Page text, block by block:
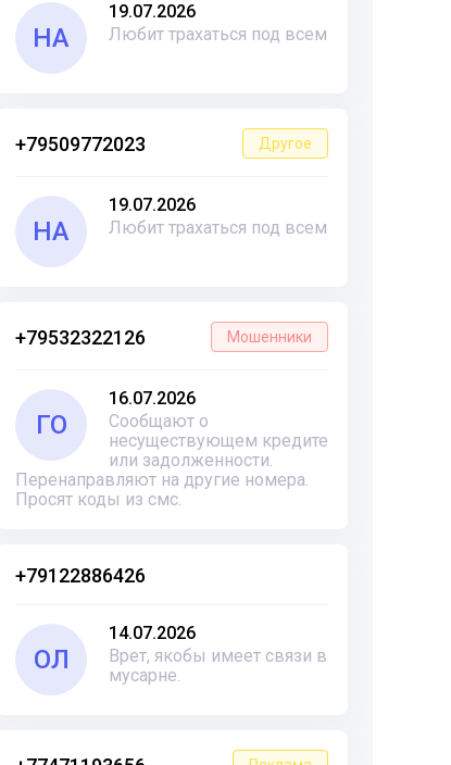
НА
19.07.2026
Любит трахаться под всем
+79509772023 Другое
НА
19.07.2026
Любит трахаться под всем
+79532322126 Мошенники
ГО
16.07.2026
Сообщают о
несуществующем кредите
или задолженности.
Перенаправляют на другие номера.
Просят коды из смс.
+79122886426
ОЛ
14.07.2026
Врет, якобы имеет связи в
мусарне.